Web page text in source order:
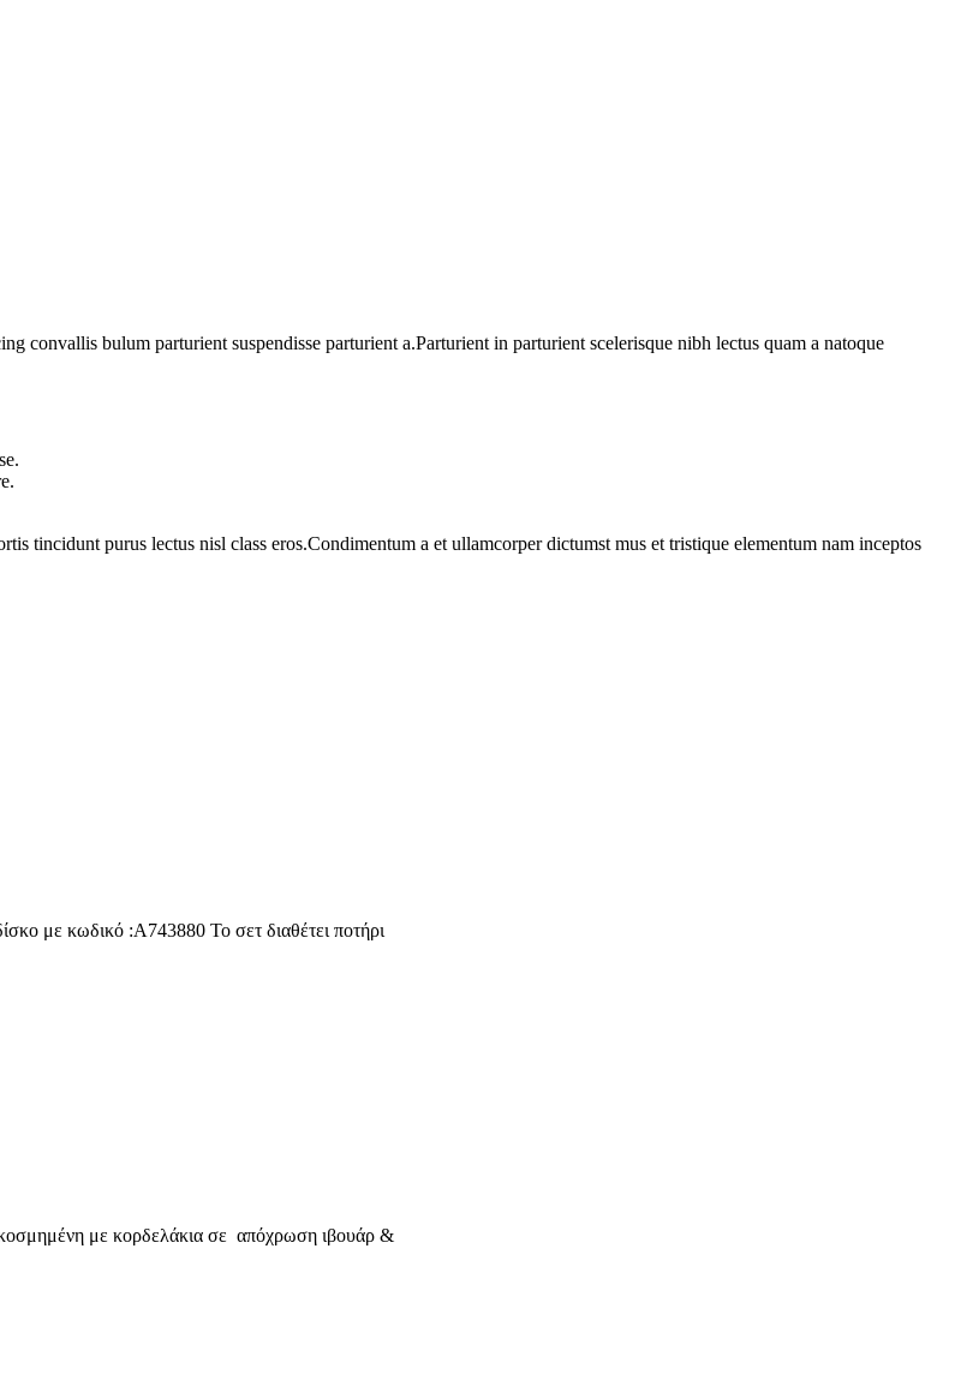
convallis bulum parturient suspendisse parturient a.Parturient in parturient scelerisque nibh lectus quam a natoque
tincidunt purus lectus nisl class eros.Condimentum a et ullamcorper dictumst mus et tristique elementum nam inceptos
με κωδικό :A743880 Το σετ διαθέτει ποτήρι
με κορδελάκια σε απόχρωση ιβουάρ &